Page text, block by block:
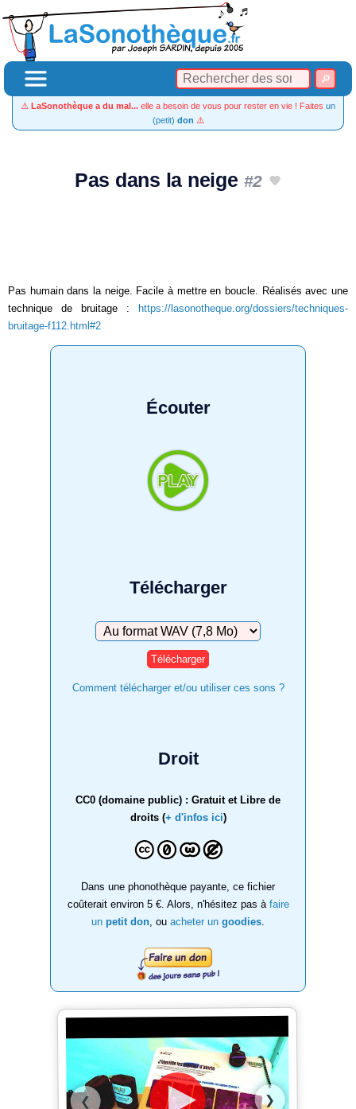
⚠️ LaSonothèque a du mal... elle a besoin de vous pour rester en vie ! Faites un
(petit) don ⚠️
Pas dans la neige #2
Pas humain dans la neige. Facile à mettre en boucle. Réalisés avec une
technique de bruitage :
https://lasonotheque.org/dossiers/techniques-
bruitage-f112.html#2
Écouter
Télécharger
Télécharger
Comment télécharger et/ou utiliser ces sons ?
Droit
CC0 (domaine public) : Gratuit et Libre de
droits (+ d'infos ici)
Dans une phonothèque payante, ce fichier
coûterait environ 5 €. Alors, n'hésitez pas à faire
un petit don , ou acheter un goodies
❮ ❯